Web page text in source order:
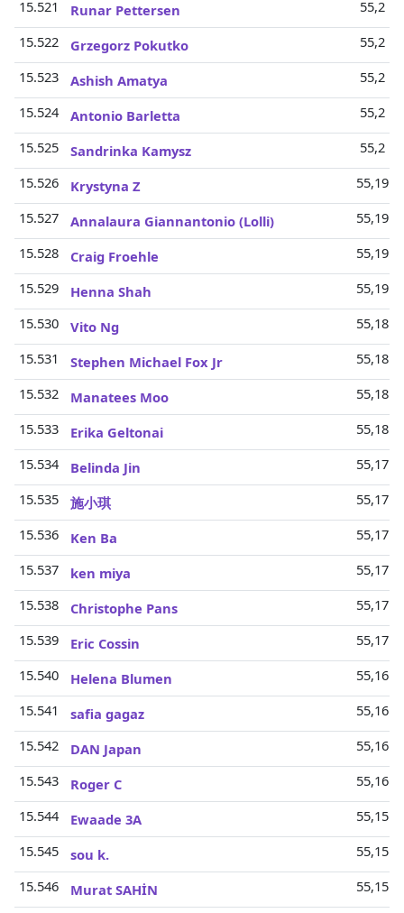
15.521
Runar Pettersen
55,2
15.522
Grzegorz Pokutko
55,2
15.523
Ashish Amatya
55,2
15.524
Antonio Barletta
55,2
15.525
Sandrinka Kamysz
55,2
15.526
Krystyna Z
55,19
15.527
Annalaura Giannantonio (Lolli)
55,19
15.528
Craig Froehle
55,19
15.529
Henna Shah
55,19
15.530
Vito Ng
55,18
15.531
Stephen Michael Fox Jr
55,18
15.532
Manatees Moo
55,18
15.533
Erika Geltonai
55,18
15.534
Belinda Jin
55,17
15.535
施小琪
55,17
15.536
Ken Ba
55,17
15.537
ken miya
55,17
15.538
Christophe Pans
55,17
15.539
Eric Cossin
55,17
15.540
Helena Blumen
55,16
15.541
safia gagaz
55,16
15.542
DAN Japan
55,16
15.543
Roger C
55,16
15.544
Ewaade 3A
55,15
15.545
sou k.
55,15
15.546
Murat SAHİN
55,15